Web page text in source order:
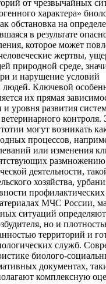
от чрезвычайных
характера»
обстановка на
в результате
которое может
жертвы,
природной среде,
и нарушение условий
людей. Ключевой
их прямая
уровня развития
могут возникать
процессов,
или изменения
размножению
деятельности,
хозяйства,
МЧС России,
ситуаций
но и
территорий и
служб.
биолого-
документах,
комплексную